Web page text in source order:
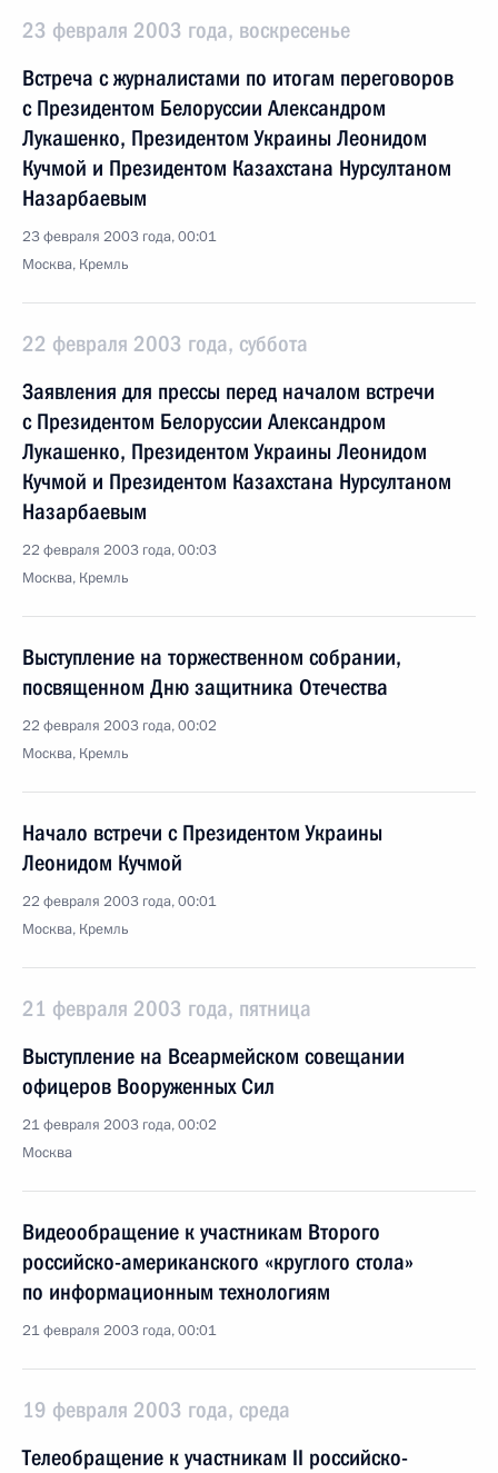
23 февраля 2003 года, воскресенье
Встреча с журналистами по итогам переговоров
с Президентом Белоруссии Александром
Лукашенко, Президентом Украины Леонидом
Кучмой и Президентом Казахстана Нурсултаном
Назарбаевым
23 февраля 2003 года, 00:01
Москва, Кремль
22 февраля 2003 года, суббота
Заявления для прессы перед началом встречи
с Президентом Белоруссии Александром
Лукашенко, Президентом Украины Леонидом
Кучмой и Президентом Казахстана Нурсултаном
Назарбаевым
22 февраля 2003 года, 00:03
Москва, Кремль
Выступление на торжественном собрании,
посвященном Дню защитника Отечества
22 февраля 2003 года, 00:02
Москва, Кремль
Начало встречи с Президентом Украины
Леонидом Кучмой
22 февраля 2003 года, 00:01
Москва, Кремль
21 февраля 2003 года, пятница
Выступление на Всеармейском совещании
офицеров Вооруженных Сил
21 февраля 2003 года, 00:02
Москва
Видеообращение к участникам Второго
российско-американского «круглого стола»
по информационным технологиям
21 февраля 2003 года, 00:01
19 февраля 2003 года, среда
Телеобращение к участникам II российско-